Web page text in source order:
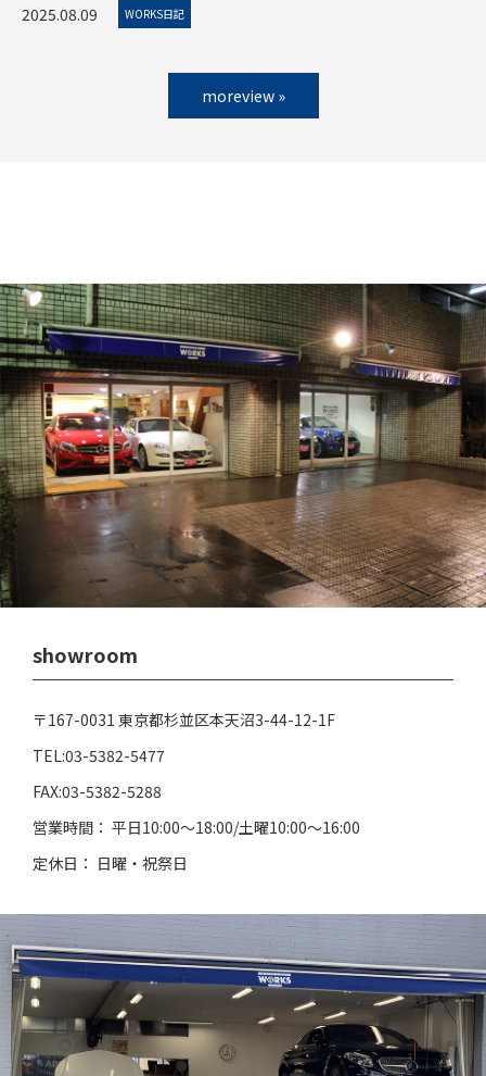
2025.08.09 WORKS日記
moreview »
showroom
〒167-0031 東京都杉並区本天沼3-44-12-1F
TEL:03-5382-5477
FAX:03-5382-5288
営業時間： 平日10:00～18:00/土曜10:00～16:00
定休日： 日曜・祝祭日